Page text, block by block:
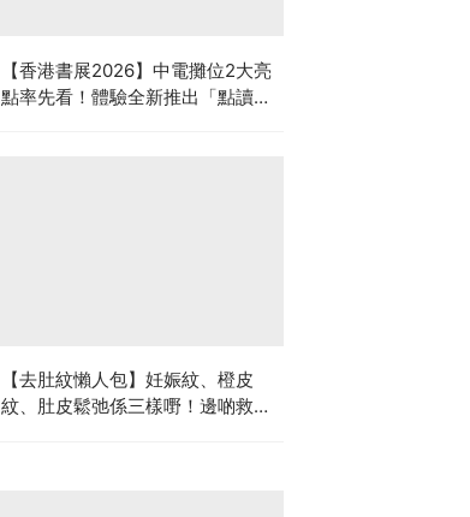
【香港書展2026】中電攤位2大亮
點率先看！體驗全新推出「點讀故
【去肚紋懶人包】妊娠紋、橙皮
紋、肚皮鬆弛係三樣嘢！邊啲救得